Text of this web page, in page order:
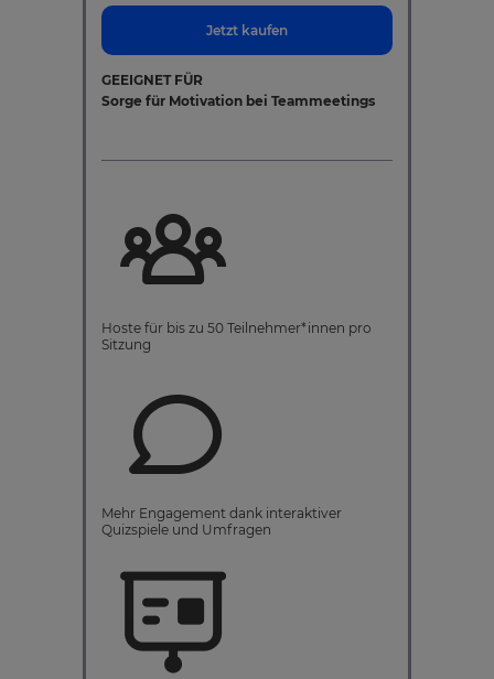
Jetzt kaufen
GEEIGNET FÜR
Sorge für Motivation bei Teammeetings
Hoste für bis zu 50 Teilnehmer*innen pro
Sitzung
Mehr Engagement dank interaktiver
Quizspiele und Umfragen